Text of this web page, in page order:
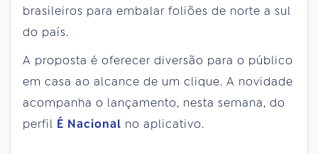
brasileiros para embalar foliões de norte a sul
do país.
A proposta é oferecer diversão para o público
em casa ao alcance de um clique. A novidade
acompanha o lançamento, nesta semana, do
perfil É Nacional no aplicativo.